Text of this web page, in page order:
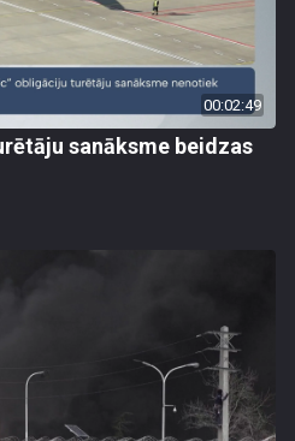
00:02:49
sanāksme beidzas